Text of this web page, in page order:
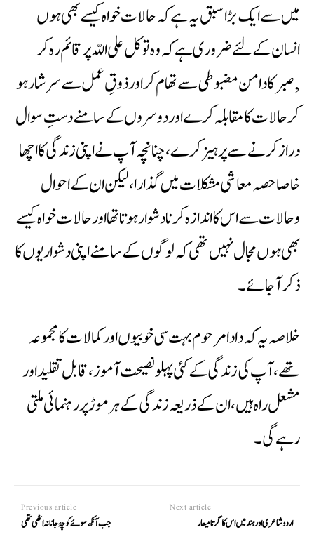
میں سے ایک بڑا سبق یہ ہے کہ حالات خواہ کیسے بھی ہوں
انسان کے لئے ضروری ہے کہ وہ توکل علی اللہ پر قائم رہ کر
,صبر کا دامن مضبوطی سے تھام کر اور ذوقِ عمل سے سرشار ہو
کر حالات کا مقابلہ کرے اور دوسروں کے سامنے دستِ سوال
دراز کرنے سے پر ہیز کرے ، چنانچہ آپ نے اپنی زندگی کا اچھا
خاصا حصہ معاشی مشکلات میں گذارا، لیکن ان کے احوال
وحالات سے اس کا اندازہ کرنا دشوارہوتاتھا اور حالات خواہ کیسے
بھی ہوں مجال نہیں تھی کہ لوگوں کے سامنے اپنی دشوار یوں کا
ذکر آجائے۔
خلاصہ یہ کہ دادا مرحوم بہت سی خوبیوں اور کمالات کا مجموعہ
تھے، آپ کی زندگی کے کئی پہلو نصیحت آموز ،قابل تقلید اور
مشعل راہ ہیں، ان کے ذریعہ زندگی کےہر موڑ پر رہنمائی ملتی
رہے گی۔
Previous article
جب آنکھ سوئے کوچۂ جانانہ اٹھی تھی
Next article
اردو شاعری اور ہند میں اس کا گرتا میعار